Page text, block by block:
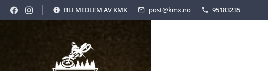
BLI MEDLEM AV KMK post@kmx.no 95183235